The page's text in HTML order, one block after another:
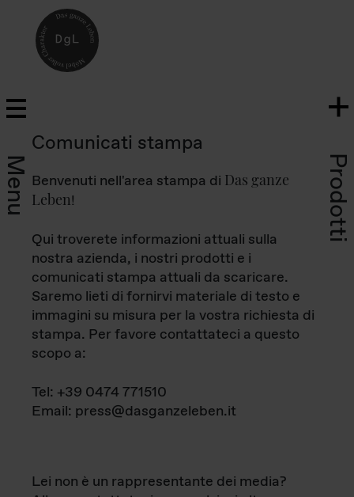
Menu Prodotti
Comunicati stampa
Benvenuti nell'area stampa di Das ganze
Leben!
Qui troverete informazioni attuali sulla
nostra azienda, i nostri prodotti e i
comunicati stampa attuali da scaricare.
Saremo lieti di fornirvi materiale di testo e
immagini su misura per la vostra richiesta di
stampa. Per favore contattateci a questo
scopo a:
Tel: +39 0474 771510
Email: press@dasganzeleben.it
Lei non è un rappresentante dei media?